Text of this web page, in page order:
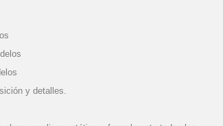
y detalles.